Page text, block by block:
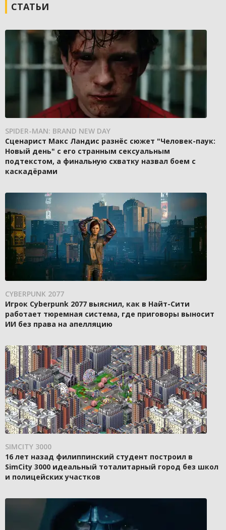
СТАТЬИ
SPIDER-MAN: BRAND NEW DAY
Сценарист Макс Ландис разнёс сюжет "Человек-паук:
Новый день" с его странным сексуальным
подтекстом, а финальную схватку назвал боем с
каскадёрами
CYBERPUNK 2077
Игрок Cyberpunk 2077 выяснил, как в Найт-Сити
работает тюремная система, где приговоры выносит
ИИ без права на апелляцию
SIMCITY 3000
16 лет назад филиппинский студент построил в
SimCity 3000 идеальный тоталитарный город без школ
и полицейских участков